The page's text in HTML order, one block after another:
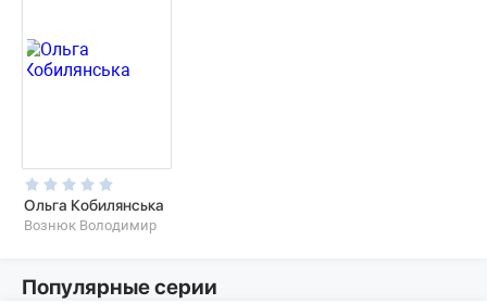
Ольга Кобилянська
Вознюк Володимир
Популярные серии